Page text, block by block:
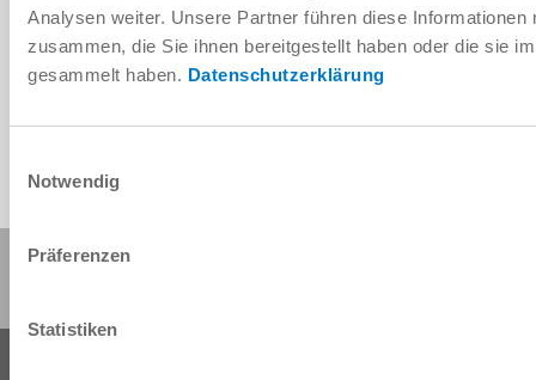
Analysen weiter. Unsere Partner führen diese
zusammen, die Sie ihnen bereitgestellt haben oder die sie
gesammelt haben. Datenschutzerklärung
Notwendig
Präferenzen
Statistiken
Télécharger les données de CAO
Télécharger